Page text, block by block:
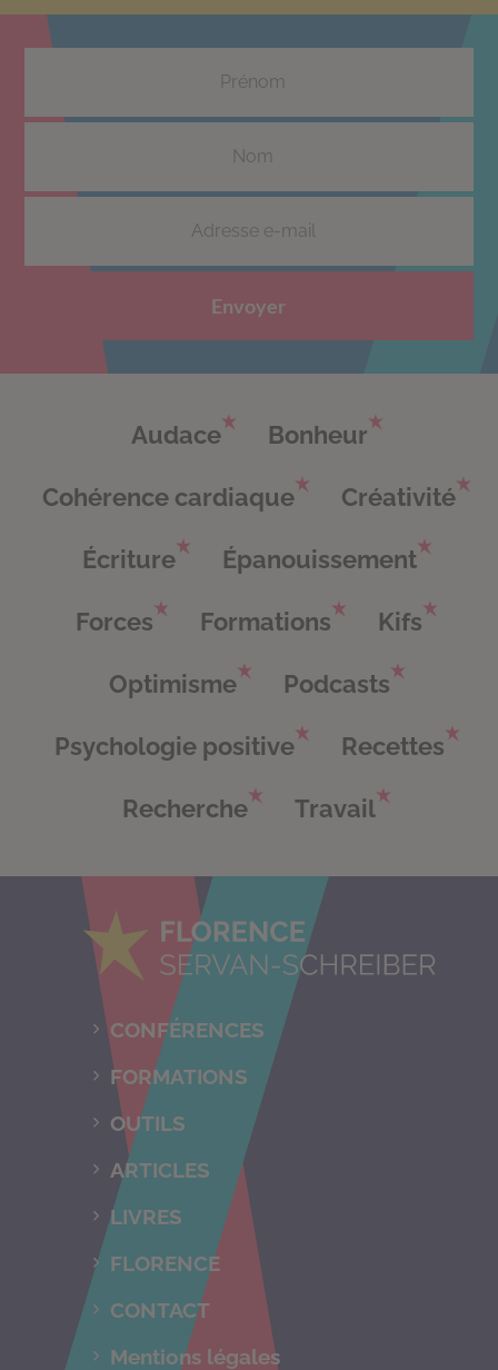
Envoyer
Audace Bonheur
Cohérence cardiaque Créativité
Écriture Épanouissement
Forces Formations Kifs
Optimisme Podcasts
Psychologie positive Recettes
Recherche Travail
CONFÉRENCES
FORMATIONS
OUTILS
ARTICLES
LIVRES
FLORENCE
CONTACT
Mentions légales